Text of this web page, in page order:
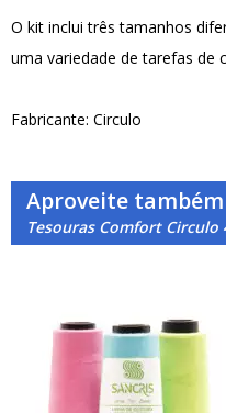
O kit inclui três tamanhos
uma variedade de tarefas de
Fabricante: Circulo
Aproveite também
Tesouras Comfort Circulo